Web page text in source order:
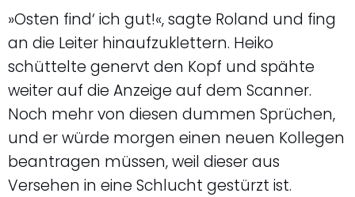
»Osten find‘ ich gut!«, sagte Roland und fing
an die Leiter hinaufzuklettern. Heiko
schüttelte genervt den Kopf und spähte
weiter auf die Anzeige auf dem Scanner.
Noch mehr von diesen dummen Sprüchen,
und er würde morgen einen neuen Kollegen
beantragen müssen, weil dieser aus
Versehen in eine Schlucht gestürzt ist.